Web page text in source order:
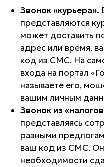
Звонок «курьера».
представляются
может доставить
адрес или время,
код из СМС. На
входа на портал
называете его,
вашим личным
Звонок из
представляясь
разными
ваш код из СМС.
необходимости